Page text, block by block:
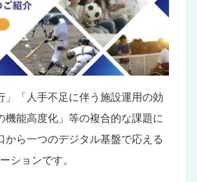
」「人手不足に伴う施設運用の効
機能高度化」等の複合的な課題に
から一つのデジタル基盤で応える
ションです。